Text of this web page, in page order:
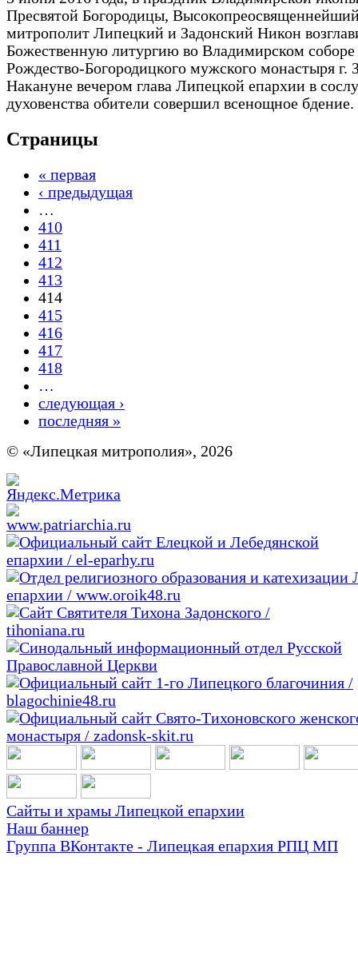
Пресвятой Богородицы,
митрополит Липецкий и Задонский Никон
Божественную литургию во Владимирском соборе
Рождество-Богородицкого мужского монастыря г.
Накануне вечером глава Липецкой епархии в
духовенства обители совершил всенощное бдение.
Страницы
« первая
‹ предыдущая
…
410
411
412
413
414
415
416
417
418
…
следующая ›
последняя »
© «Липецкая митрополия», 2026
Сайты и храмы Липецкой епархии
Наш баннер
Группа ВКонтакте - Липецкая епархия РПЦ МП